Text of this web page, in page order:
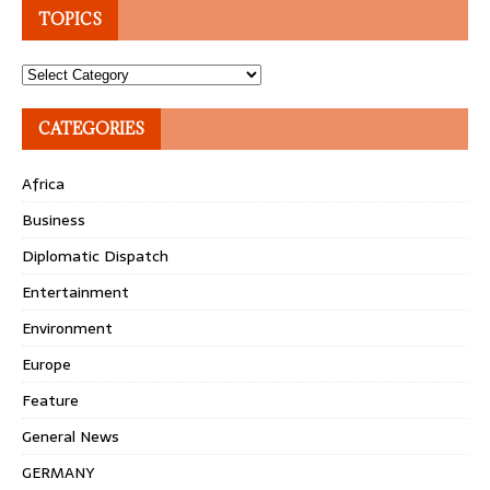
TOPICS
Topics
CATEGORIES
Africa
Business
Diplomatic Dispatch
Entertainment
Environment
Europe
Feature
General News
GERMANY